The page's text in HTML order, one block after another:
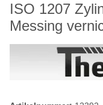
ISO 1207
Messing